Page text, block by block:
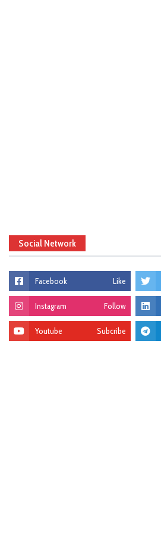
Social Network
Facebook Like
Instagram Follow
Youtube Subcribe